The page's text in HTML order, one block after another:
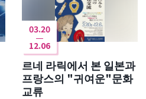
03.20
12.06
르네 라릭에서 본 일본과
프랑스의 "귀여운"문화
교류